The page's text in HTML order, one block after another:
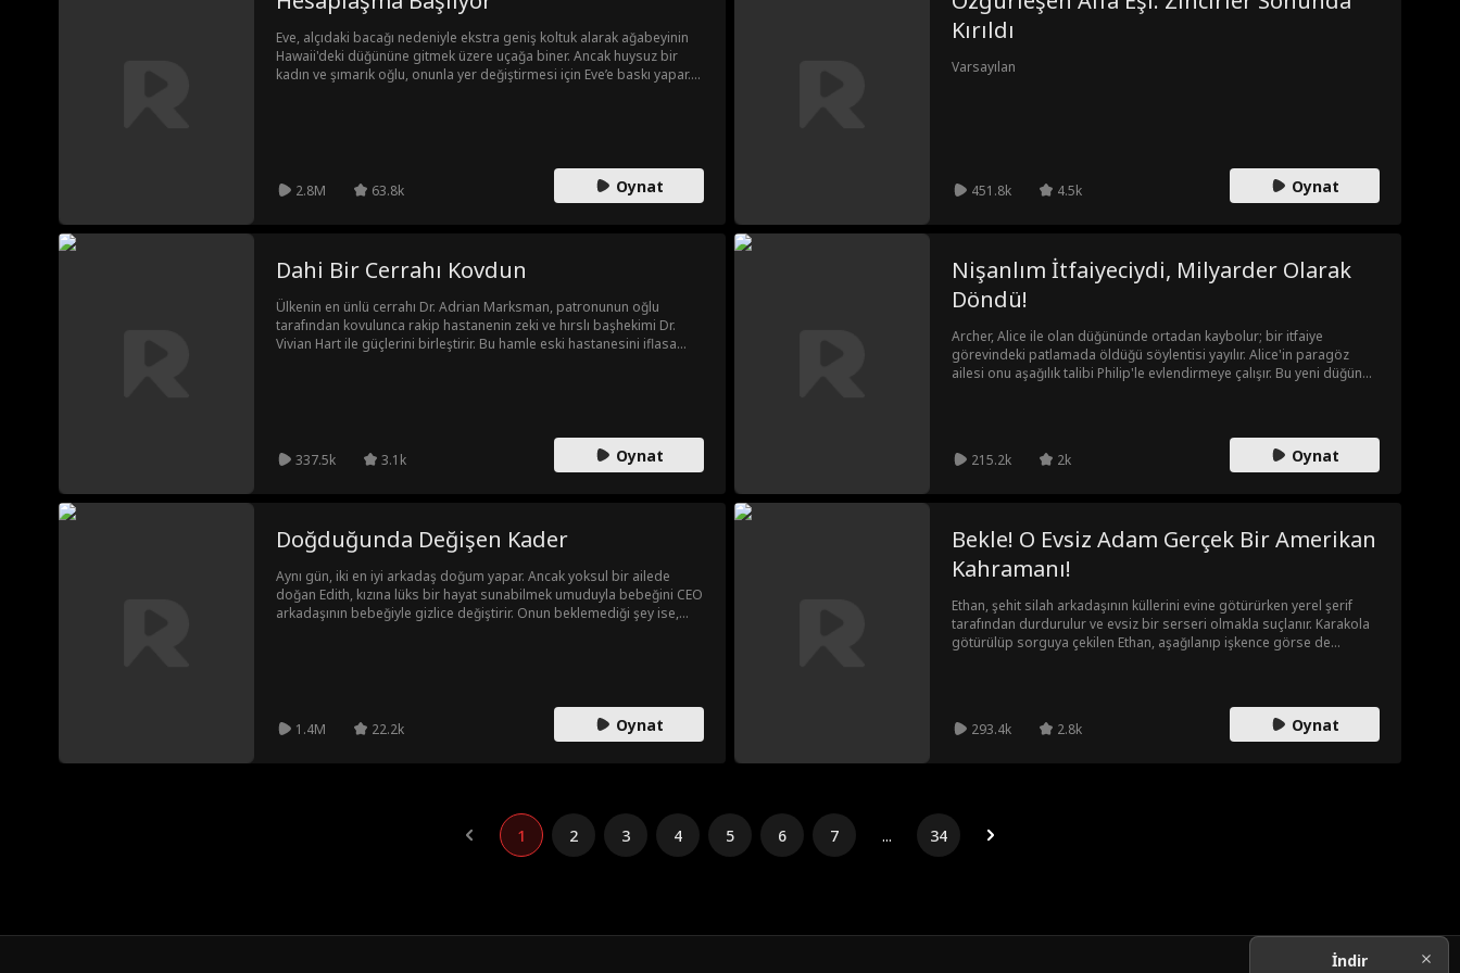
Eve, alçıdaki bacağı nedeniyle ekstra geniş koltuk alarak ağabeyinin
Hawaii'deki düğününe gitmek üzere uçağa biner. Ancak huysuz bir
kadın ve şımarık oğlu, onunla yer değiştirmesi için Eve’e baskı yapar.
kız kardeşidir! Olaylar kontrolden çıkar, düğün iptal olur ve Clara
hapse gönderilir.
2.8M 63.8k Oynat
Kırıldı
Varsayılan
451.8k 4.5k Oynat
Dahi Bir Cerrahı Kovdun
Ülkenin en ünlü cerrahı Dr. Adrian Marksman, patronunun oğlu
tarafından kovulunca rakip hastanenin zeki ve hırslı başhekimi Dr.
Vivian Hart ile güçlerini birleştirir. Bu hamle eski hastanesini iflasa
337.5k 3.1k Oynat
Nişanlım İtfaiyeciydi, Milyarder Olarak
Döndü!
Archer, Alice ile olan düğününde ortadan kaybolur; bir itfaiye
görevindeki patlamada öldüğü söylentisi yayılır. Alice'in paragöz
ailesi onu aşağılık talibi Philip'le evlendirmeye çalışır. Bu yeni düğünde
215.2k 2k Oynat
Doğduğunda Değişen Kader
Aynı gün, iki en iyi arkadaş doğum yapar. Ancak yoksul bir ailede
doğan Edith, kızına lüks bir hayat sunabilmek umuduyla bebeğini CEO
arkadaşının bebeğiyle gizlice değiştirir. Onun beklemediği şey ise,
1.4M 22.2k Oynat
Bekle! O Evsiz Adam Gerçek Bir Amerikan
Kahramanı!
Ethan, şehit silah arkadaşının küllerini evine götürürken yerel şerif
tarafından durdurulur ve evsiz bir serseri olmakla suçlanır. Karakola
götürülüp sorguya çekilen Ethan, aşağılanıp işkence görse de
Direktörü ortaya çıkar! Ethan'ın gerçek bir Amerikan kahramanı
olduğu sonunda gün yüzüne çıkacak mı?
293.4k 2.8k Oynat
1 2 3 4 5 6 7 ... 34
İndir